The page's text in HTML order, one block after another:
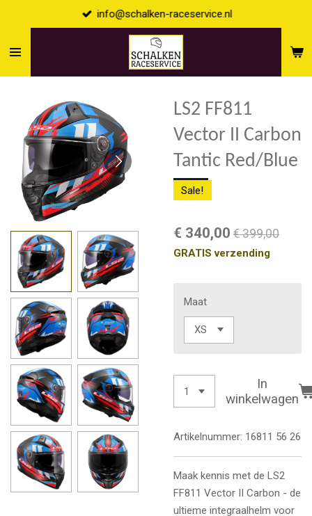
naar
info@schalken-raceservice.nl
LS2 FF811
Vector II Carbon
Tantic Red/Blue
Sale!
€ 340,00 € 399,00
GRATIS verzending
Maat
In
winkelwagen
Artikelnummer: 16811 56 26
Maak kennis met de LS2
FF811 Vector II Carbon - de
ultieme integraalhelm voor